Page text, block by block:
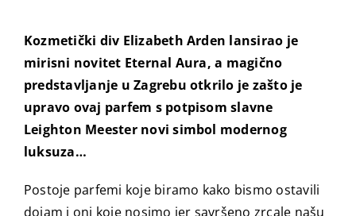
Kozmetički div Elizabeth Arden lansirao je
mirisni novitet Eternal Aura, a magično
predstavljanje u Zagrebu otkrilo je zašto je
upravo ovaj parfem s potpisom slavne
Leighton Meester novi simbol modernog
luksuza…
Postoje parfemi koje biramo kako bismo ostavili
dojam i oni koje nosimo jer savršeno zrcale našu